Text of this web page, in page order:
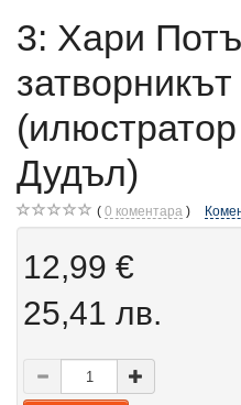
3: Хари
Дудъл)
0 коментара
12,99 €
25,41 лв.